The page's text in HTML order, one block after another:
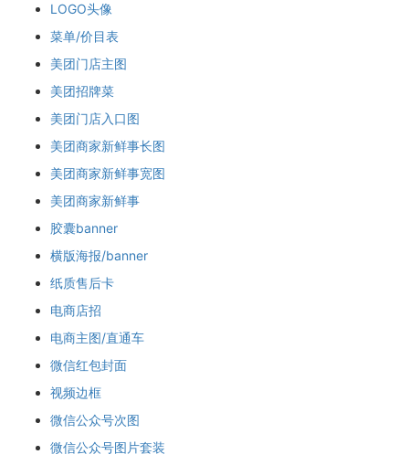
LOGO头像
菜单/价目表
美团门店主图
美团招牌菜
美团门店入口图
美团商家新鲜事长图
美团商家新鲜事宽图
美团商家新鲜事
胶囊banner
横版海报/banner
纸质售后卡
电商店招
电商主图/直通车
微信红包封面
视频边框
微信公众号次图
微信公众号图片套装